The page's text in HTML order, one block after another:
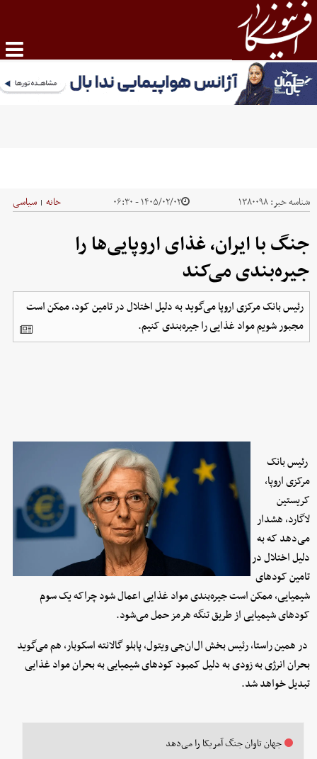
شناسه خبر:۱۳۸۰۰۹۸ ۱۴۰۵/۰۲/۰۲ - ۰۶:۳۰ خانه | سیاسی
جنگ با ایران، غذای اروپایی‌ها را
جیره‌بندی می‌کند
رئیس بانک مرکزی اروپا می‌گوید به دلیل اختلال در تامین کود، ممکن است
مجبور شویم مواد غذایی را جیره‌بندی کنیم.
رئیس بانک
مرکزی اروپا،
کریستین
لاگارد، هشدار
می‌دهد که به
دلیل اختلال در
تامین کودهای
شیمیایی، ممکن است جیره‌بندی مواد غذایی اعمال شود چراکه یک سوم
کودهای شیمیایی از طریق تنگه هرمز حمل می‌شود.
در همین راستا، رئیس بخش ال‌ان‌جی ویتول، پابلو گالانته اسکوبار، هم می‌گوید
بحران انرژی به زودی به دلیل کمبود کودهای شیمیایی به بحران مواد غذایی
تبدیل خواهد شد.
جهان تاوان جنگ آمریکا را می‌دهد